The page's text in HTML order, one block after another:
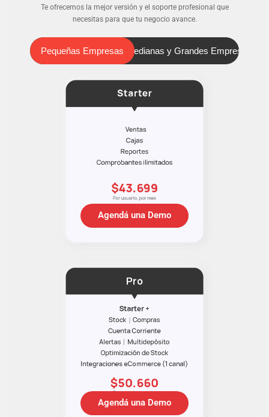
Te ofrecemos la mejor versión y el soporte profesional que
necesitas para que tu negocio avance.
Pequeñas Empresas
Pequeñas Empresas Medianas y Grandes Empresas
Agendá una Demo
Agendá una Demo